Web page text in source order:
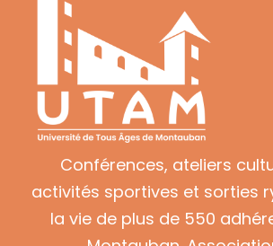
Conférences, ateliers
activités sportives et sorties
la vie de plus de 550